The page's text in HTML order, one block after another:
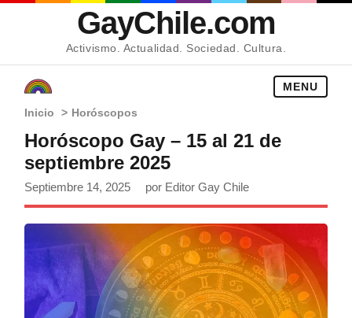
GayChile.com
Activismo. Actualidad. Sociedad. Cultura.
MENU
Inicio > Horóscopos
Horóscopo Gay – 15 al 21 de
septiembre 2025
Septiembre 14, 2025 por Editor Gay Chile